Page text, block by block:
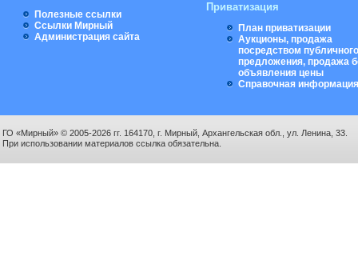
Полезные ссылки
Ссылки Мирный
Администрация сайта
Приватизация
План приватизации
Аукционы, продажа
посредством публичного
предложения, продажа
объявления цены
Справочная информация
ГО «Мирный» © 2005-2026 гг. 164170, г. Мирный, Архангельская обл., ул. Ленина, 33.
При использовании материалов ссылка обязательна.